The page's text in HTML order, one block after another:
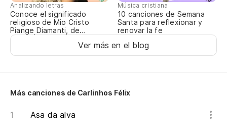
Analizando letras
Conoce el significado
religioso de Mio Cristo
Piange Diamanti, de
ROSALÍA
Música cristiana
10 canciones de Semana
Santa para reflexionar y
renovar la fe
Ver más en el blog
Más canciones de Carlinhos Félix
Asa da alva